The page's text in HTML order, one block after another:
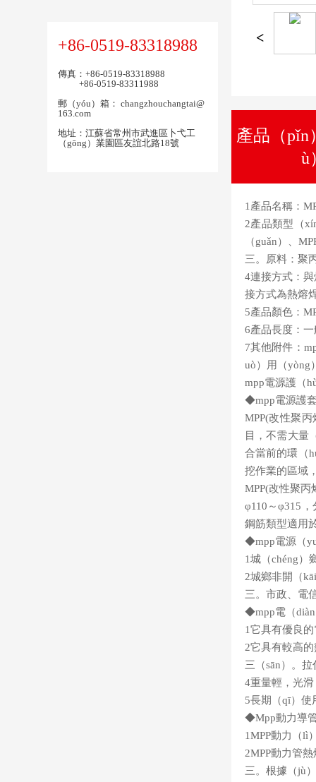
+86-0519-83318988
傳真：+86-0519-83318988
+86-0519-83311988
郵（yóu）箱： changzhouchangtai@
163.com
地址：江蘇省常州市武進區卜弋工
（gōng）業園區友誼北路18號
產品（pǐn
ù
1產品名稱：
2產品類型（
（guǎn）、
三。原料：聚
4連接方式：
接方式為熱熔
5產品顏色：
6產品長度：
7其他附件：
uò）用（yòng
mpp電源護（
◆mpp電源護
MPP(改性聚
目，不需大量
合當前的環（
挖作業的區域
MPP(改性聚
φ110～φ315
鋼筋類型適用
◆mpp電源（
1城（chéng）
2城鄉非開（
三。市政、電
◆mpp電（
1它具有優良
2它具有較高
三（sān）。
4重量輕，光
5長期（qī）
◆Mpp動力導
1MPP動力（lì
2MPP動力管
三。根據（jù